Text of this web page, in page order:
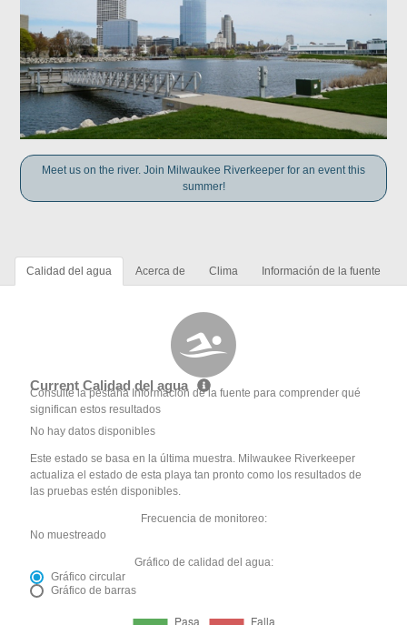
Meet us on the river. Join Milwaukee Riverkeeper for an event this
summer!
Calidad del agua Acerca de Clima Información de la fuente
Current Calidad del agua
Consulte la pestaña Información de la fuente para comprender qué
significan estos resultados
No hay datos disponibles
Este estado se basa en la última muestra. Milwaukee Riverkeeper
actualiza el estado de esta playa tan pronto como los resultados de
las pruebas estén disponibles.
Frecuencia de monitoreo:
No muestreado
Gráfico de calidad del agua:
Gráfico circular
Gráfico de barras